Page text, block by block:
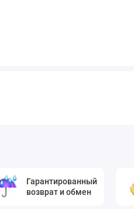
Гарантированный
возврат и обмен